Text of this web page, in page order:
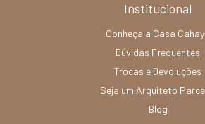
Institucional
Conheça a Casa
Dúvidas Frequentes
Trocas e Devoluções
Seja um Arquiteto
Blog